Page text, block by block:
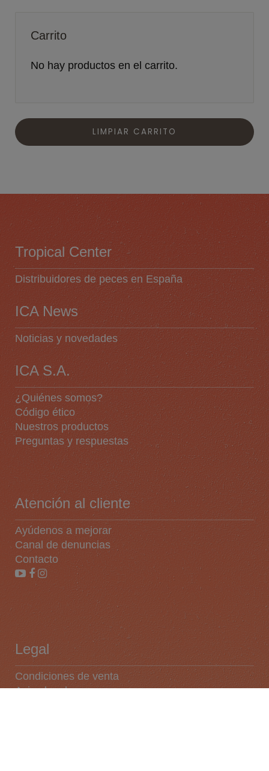
Carrito
No hay productos en el carrito.
LIMPIAR CARRITO
Tropical Center
Distribuidores de peces en España
ICA News
Noticias y novedades
ICA S.A.
¿Quiénes somos?
Código ético
Nuestros productos
Preguntas y respuestas
Atención al cliente
Ayúdenos a mejorar
Canal de denuncias
Contacto
Legal
Condiciones de venta
Aviso legal